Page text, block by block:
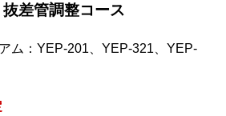
差管調整コース
ム：YEP-201、YEP-321、YEP-